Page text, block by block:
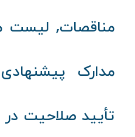
مناقصات, لیست
مدارک پیشنهادی
تأیید صلاحیت